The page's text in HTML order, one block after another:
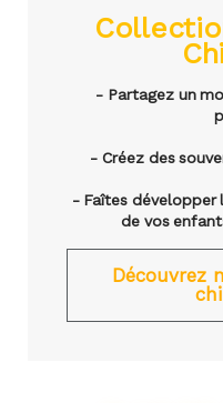
- Partagez un
- Créez des
- Faîtes
de vos
Découvrez